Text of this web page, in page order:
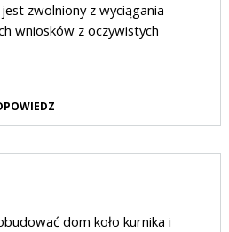
zwolniony z wyciągania
wniosków z oczywistych
dom koło kurnika i